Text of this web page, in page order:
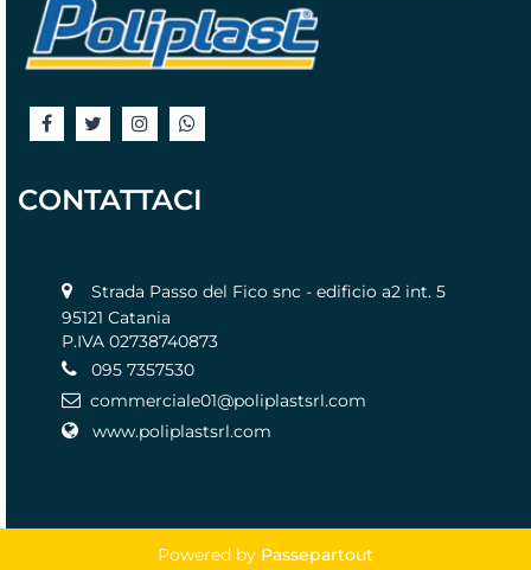
CONTATTACI
Strada Passo del Fico snc - edificio a2 int. 5
95121 Catania
P.IVA 02738740873
095 7357530
commerciale01@poliplastsrl.com
www.poliplastsrl.com
Powered by Passepartout